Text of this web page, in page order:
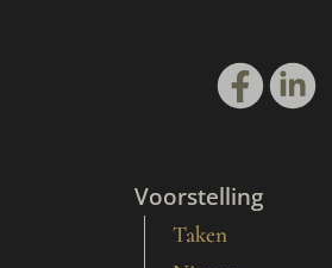
Voorstelling
Taken